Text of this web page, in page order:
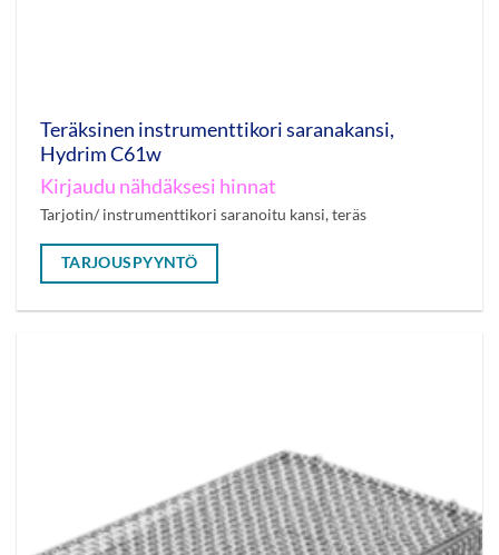
Teräksinen instrumenttikori saranakansi,
Hydrim C61w
Kirjaudu nähdäksesi hinnat
Tarjotin/ instrumenttikori saranoitu kansi, teräs
TARJOUSPYYNTÖ